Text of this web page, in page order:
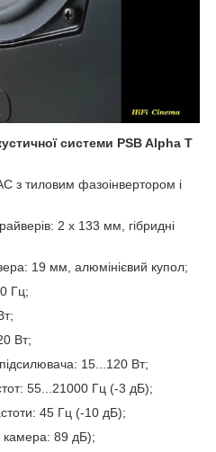
системи PSB Alpha T
з тиловим фазоінвертором і
2 х 133 мм, гібридні
19 мм, алюмінієвий купол;
Гц;
Вт;
15...120 Вт;
55...21000 Гц (-3 дБ);
45 Гц (-10 дБ);
камера: 89 дБ);